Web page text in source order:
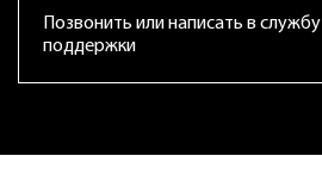
Позвонить или написать в службу
поддержки